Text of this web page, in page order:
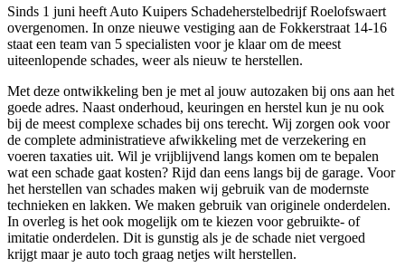
Sinds 1 juni heeft Auto Kuipers Schadeherstelbedrijf Roelofswaert
overgenomen. In onze nieuwe vestiging aan de Fokkerstraat 14-16
staat een team van 5 specialisten voor je klaar om de meest
uiteenlopende schades, weer als nieuw te herstellen.
Met deze ontwikkeling ben je met al jouw autozaken bij ons aan het
goede adres. Naast onderhoud, keuringen en herstel kun je nu ook
bij de meest complexe schades bij ons terecht. Wij zorgen ook voor
de complete administratieve afwikkeling met de verzekering en
voeren taxaties uit. Wil je vrijblijvend langs komen om te bepalen
wat een schade gaat kosten? Rijd dan eens langs bij de garage. Voor
het herstellen van schades maken wij gebruik van de modernste
technieken en lakken. We maken gebruik van originele onderdelen.
In overleg is het ook mogelijk om te kiezen voor gebruikte- of
imitatie onderdelen. Dit is gunstig als je de schade niet vergoed
krijgt maar je auto toch graag netjes wilt herstellen.